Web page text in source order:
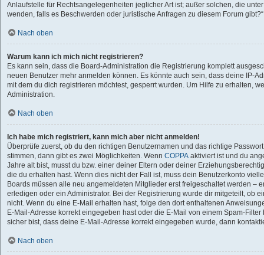
Anlaufstelle für Rechtsangelegenheiten jeglicher Art ist; außer solchen, die
wenden, falls es Beschwerden oder juristische Anfragen zu diesem Forum
Nach oben
Warum kann ich mich nicht registrieren?
Es kann sein, dass die Board-Administration die Registrierung komplett
neuen Benutzer mehr anmelden können. Es könnte auch sein, dass deine IP-
mit dem du dich registrieren möchtest, gesperrt wurden. Um Hilfe zu erhalten,
Administration.
Nach oben
Ich habe mich registriert, kann mich aber nicht anmelden!
Überprüfe zuerst, ob du den richtigen Benutzernamen und das richtige
stimmen, dann gibt es zwei Möglichkeiten. Wenn COPPA aktiviert ist und du
Jahre alt bist, musst du bzw. einer deiner Eltern oder deiner
die du erhalten hast. Wenn dies nicht der Fall ist, muss dein Benutzerkonto
Boards müssen alle neu angemeldeten Mitglieder erst freigeschaltet werden –
erledigen oder ein Administrator. Bei der Registrierung wurde dir mitgeteilt, ob
nicht. Wenn du eine E-Mail erhalten hast, folge den dort enthaltenen
E-Mail-Adresse korrekt eingegeben hast oder die E-Mail von einem Spam-
sicher bist, dass deine E-Mail-Adresse korrekt eingegeben wurde, dann
Nach oben